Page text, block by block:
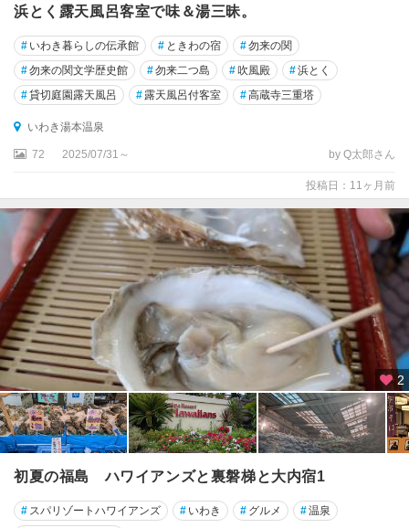
浜とく露天風呂客室で味＆湯三昧。
# いわき暮らしの伝承館 # ときわの宿 #勿来の関
#勿来の関文学歴史館 #勿来二つ島 # 吹風殿 #浜とく
#貸切庭園露天風呂 # 露天風呂付客室 #高蔵寺三重塔
いわき湯本温泉
72 2025/07/31～ by Q太郎さん
投稿日：11ヶ月前
2
初夏の福島 ハワイアンズと裏磐梯と大内宿1
# スパリゾートハワイアンズ # いわき # グルメ #温泉